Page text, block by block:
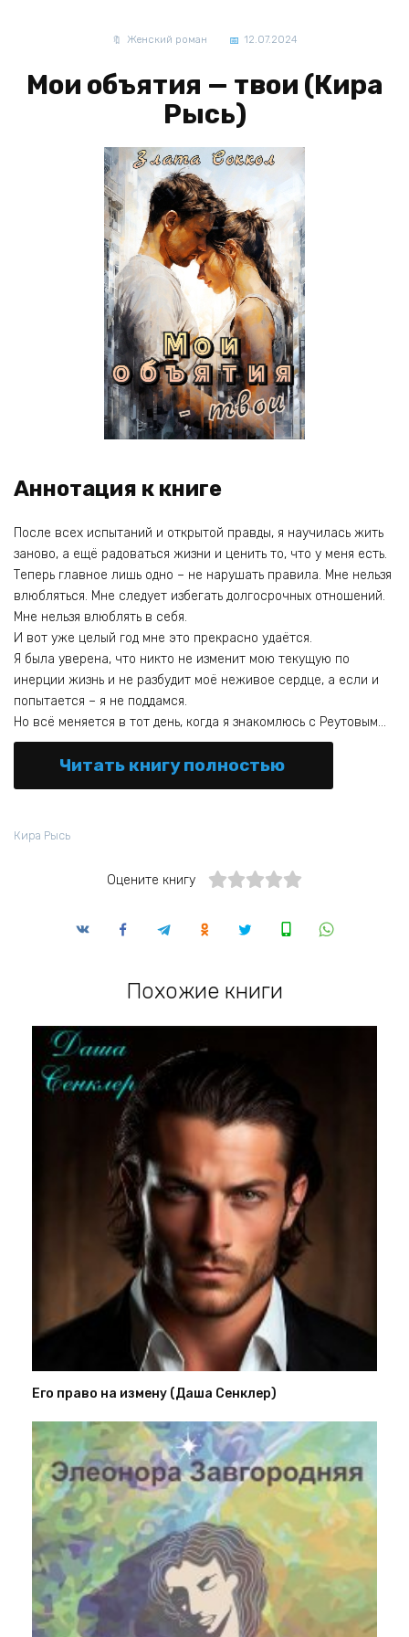
Женский роман 12.07.2024
Мои объятия — твои (Кира
Рысь)
Аннотация к книге
После всех испытаний и открытой правды, я научилась жить
заново, а ещё радоваться жизни и ценить то, что у меня есть.
Теперь главное лишь одно – не нарушать правила. Мне нельзя
влюбляться. Мне следует избегать долгосрочных отношений.
Мне нельзя влюблять в себя.
И вот уже целый год мне это прекрасно удаётся.
Я была уверена, что никто не изменит мою текущую по
инерции жизнь и не разбудит моё неживое сердце, а если и
попытается – я не поддамся.
Но всё меняется в тот день, когда я знакомлюсь с Реутовым…
Читать книгу полностью
Кира Рысь
Оцените книгу
Похожие книги
Его право на измену (Даша Сенклер)